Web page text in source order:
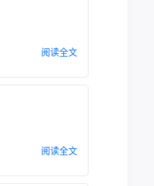
阅读全文
阅读全文